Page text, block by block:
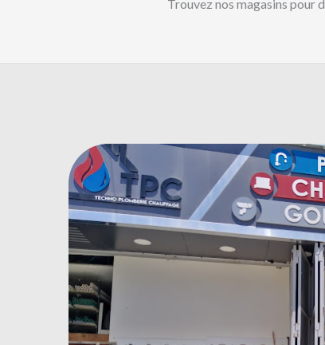
Trouvez nos magasins pour